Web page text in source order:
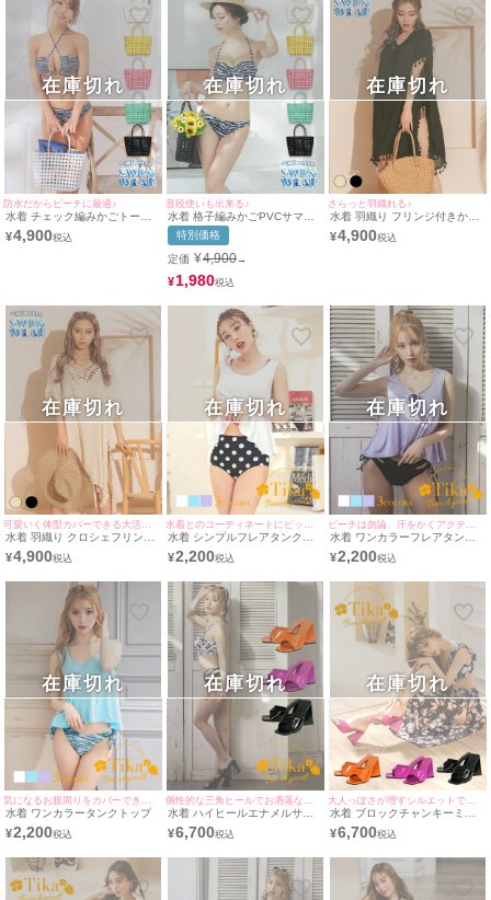
防水だからビーチに最適♪
水着 チェック編みかごトート
バッグ
¥4,900
在庫切れ
普段使いも出来る♪
水着 格子編みかごPVCサマー
バッグ
特別価格
定価 ¥4,900→
¥1,980
在庫切れ
さらっと羽織れる♪
水着 羽織り フリンジ付きかぎ
編みネック体型カバーワンピー
スポンチョ
¥4,900
在庫切れ
水着 羽織り クロシェフリンジ
デザインポンチョ体型カバーワ
ンピース
¥4,900
在庫切れ
水着 シンプルフレアタンクト
ップ
¥2,200
在庫切れ
水着 ワンカラーフレアタンク
トップ
¥2,200
在庫切れ
水着 ワンカラータンクトップ
¥2,200
在庫切れ
水着 ハイヒールエナメルサン
ダル
¥6,700
在庫切れ
大人っぽさが増すシルエットで華奢な足元に♪
水着 ブロックチャンキーミュ
ールエナメルサンダル
¥6,700
在庫切れ